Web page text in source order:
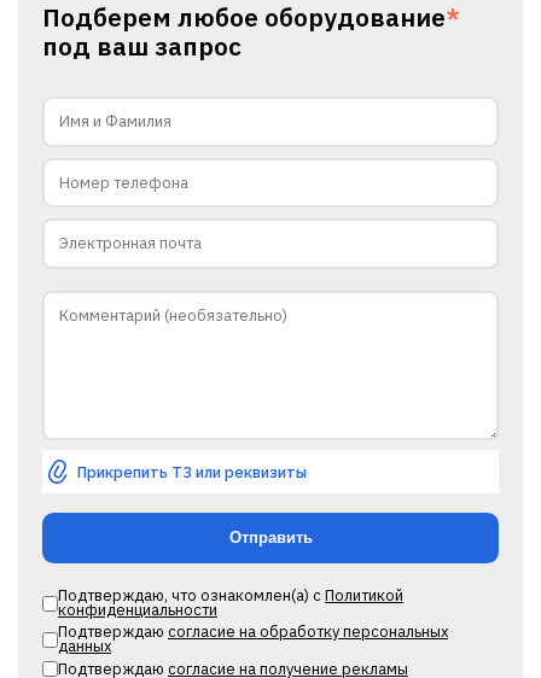
Подберем любое оборудование*
под ваш запрос
Прикрепить ТЗ или реквизиты
Подтверждаю, что ознакомлен(а) сПолитикой
конфиденциальности
Подтверждаю согласие на обработку персональных
данных
Подтверждаю согласие на получение рекламы